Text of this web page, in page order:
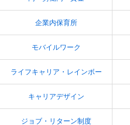
企業内保育所
モバイルワーク
ライフキャリア・レインボー
キャリアデザイン
ジョブ・リターン制度